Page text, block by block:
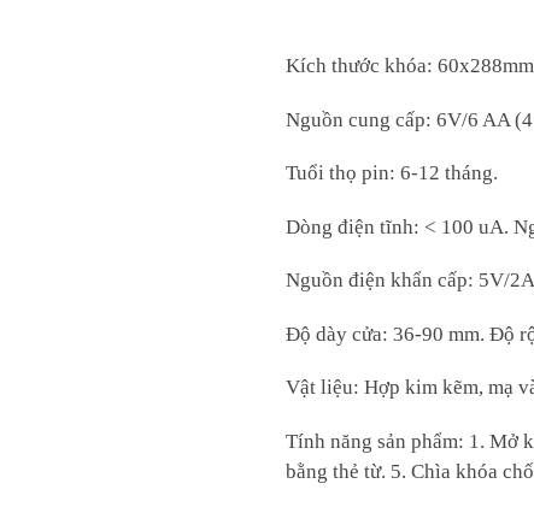
Kích thước khóa:
Nguồn cung cấp: 6V/6 AA
Tuổi thọ pin: 6-12 tháng.
Dòng điện tĩnh: < 100 uA.
Nguồn điện khẩn cấp: 5V/
Độ dày cửa: 36-90 mm. Độ
Vật liệu: Hợp kim kẽm, mạ
Tính năng sản phẩm: 1. Mở
bằng thẻ từ. 5. Chìa khóa